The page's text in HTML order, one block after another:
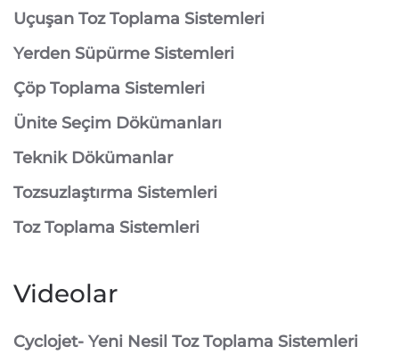
⁠Uçuşan Toz Toplama Sistemleri
⁠Yerden Süpürme Sistemleri
⁠Çöp Toplama Sistemleri
Ünite Seçim Dökümanları
Teknik Dökümanlar
Tozsuzlaştırma Sistemleri
Toz Toplama Sistemleri
Videolar
Cyclojet- Yeni Nesil Toz Toplama Sistemleri